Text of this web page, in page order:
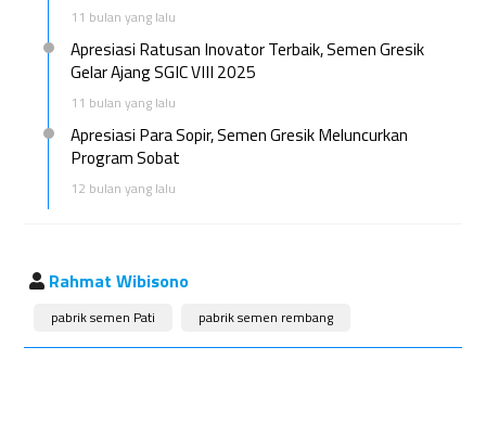
11 bulan yang lalu
Apresiasi Ratusan Inovator Terbaik, Semen Gresik
Gelar Ajang SGIC VIII 2025
11 bulan yang lalu
Apresiasi Para Sopir, Semen Gresik Meluncurkan
Program Sobat
12 bulan yang lalu
Rahmat Wibisono
pabrik semen Pati pabrik semen rembang